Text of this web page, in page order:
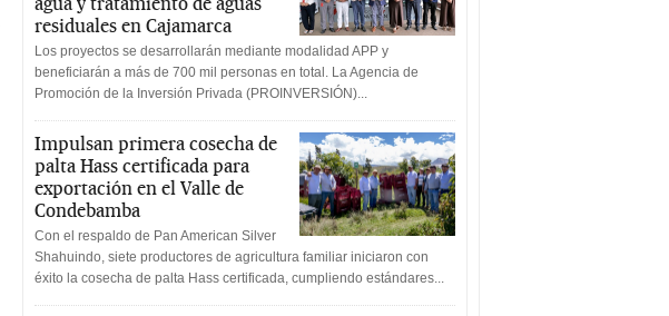
residuales en Cajamarca
Los proyectos se desarrollarán mediante modalidad APP y
beneficiarán a más de 700 mil personas en total. La Agencia de
Promoción de la Inversión Privada (PROINVERSIÓN)...
Impulsan primera cosecha de
palta Hass certificada para
exportación en el Valle de
Condebamba
Con el respaldo de Pan American Silver
Shahuindo, siete productores de agricultura familiar iniciaron con
éxito la cosecha de palta Hass certificada, cumpliendo estándares...